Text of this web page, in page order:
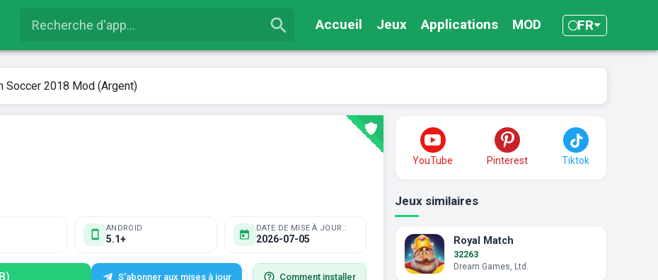
Accueil Jeux Applications MOD FR
Soccer 2018 Mod (Argent)
ANDROID
5.1+
DATE DE MISE À JOUR :
2026-07-05
S'abonner aux mises à jour Comment installer
YouTube Pinterest Tiktok
Jeux similaires
Royal Match
32263
Dream Games, Ltd.